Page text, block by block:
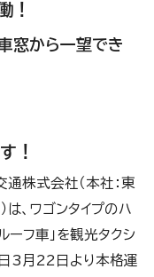
！
窓から一望でき
！
通株式会社（本社：東
、ワゴンタイプのハ
ーフ車」を観光タクシ
日3月22日より本格運